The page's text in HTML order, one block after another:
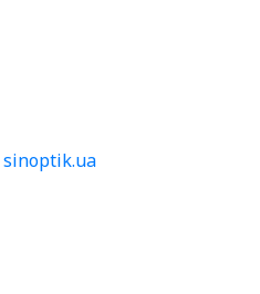
sinoptik.ua